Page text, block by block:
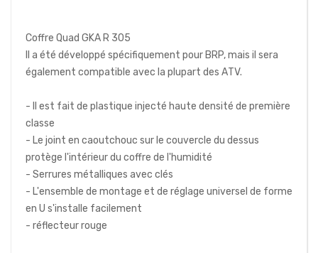
Coffre Quad GKA R 305
Il a été développé spécifiquement pour BRP, mais il sera
également compatible avec la plupart des АТV.
- Il est fait de plastique injecté haute densité de première
classe
- Le joint en caoutchouc sur le couvercle du dessus
protège l'intérieur du coffre de l'humidité
- Serrures métalliques avec clés
- L'ensemble de montage et de réglage universel de forme
en U s'installe facilement
- réflecteur rouge